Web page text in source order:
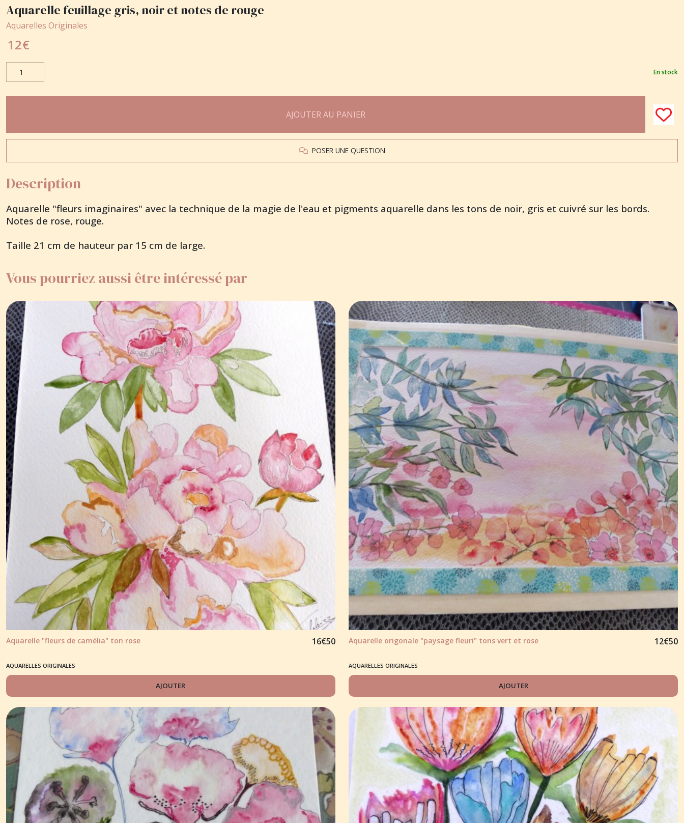
Aquarelle feuillage gris, noir et notes de rouge
Aquarelles Originales
12€
En stock
AJOUTER AU PANIER
POSER UNE QUESTION
Description
Aquarelle "fleurs imaginaires" avec la technique de la magie de l'eau et pigments aquarelle dans les tons de noir, gris et cuivré sur les bords.
Notes de rose, rouge.
Taille 21 cm de hauteur par 15 cm de large.
Vous pourriez aussi être intéressé par
Aquarelle "fleurs de camélia" ton rose 16€50
AQUARELLES ORIGINALES
AJOUTER
Aquarelle origonale "paysage fleuri" tons vert et rose 12€50
AQUARELLES ORIGINALES
AJOUTER